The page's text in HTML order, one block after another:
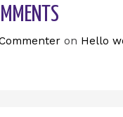
on Hello